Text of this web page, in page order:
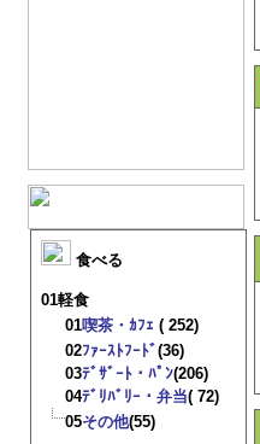
食べる
01軽食
01喫茶・ｶﾌｪ ( 252)
02ﾌｧｰｽﾄﾌｰﾄﾞ(36)
03ﾃﾞｻﾞｰﾄ・ﾊﾟﾝ(206)
04ﾃﾞﾘﾊﾞﾘｰ・弁当( 72)
05その他(55)